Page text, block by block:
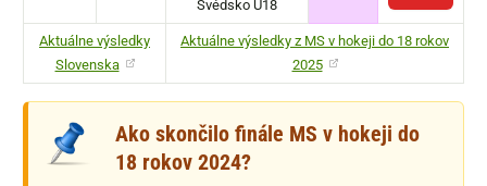
Švédsko U18
Aktuálne výsledky
Slovenska
Aktuálne výsledky z MS v hokeji do 18 rokov
2025
Ako skončilo finále MS v hokeji do
18 rokov 2024?